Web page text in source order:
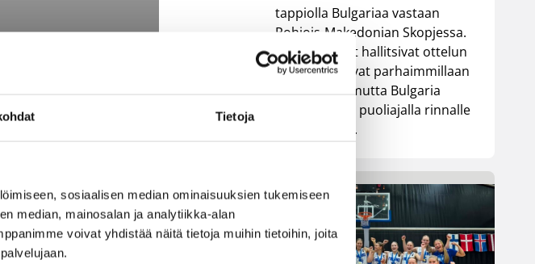
Tietoja
sosiaalisen median ominaisuuksien tukemiseen
median, mainosalan ja analytiikka-alan
voivat yhdistää näitä tietoja muihin tietoihin, joita
tappiolla Bulgariaa vastaan
Pohjois-Makedonian Skopjessa.
Sudenpennut hallitsivat ottelun
alkua ja johtivat parhaimmillaan
13 pisteellä, mutta Bulgaria
nousi toisella puoliajalla rinnalle
ja lopulta ohi.